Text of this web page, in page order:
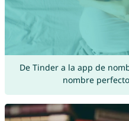
De Tinder a la app de
nombre